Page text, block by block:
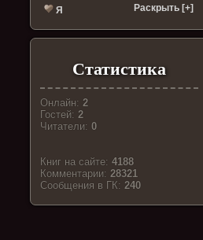
Я Раскрыть [+]
Статистика
Онлайн:2
Гостей:2
Читатели:0
Книг на сайте:4188
Комментарии:28321
Cообщения в ГК:240